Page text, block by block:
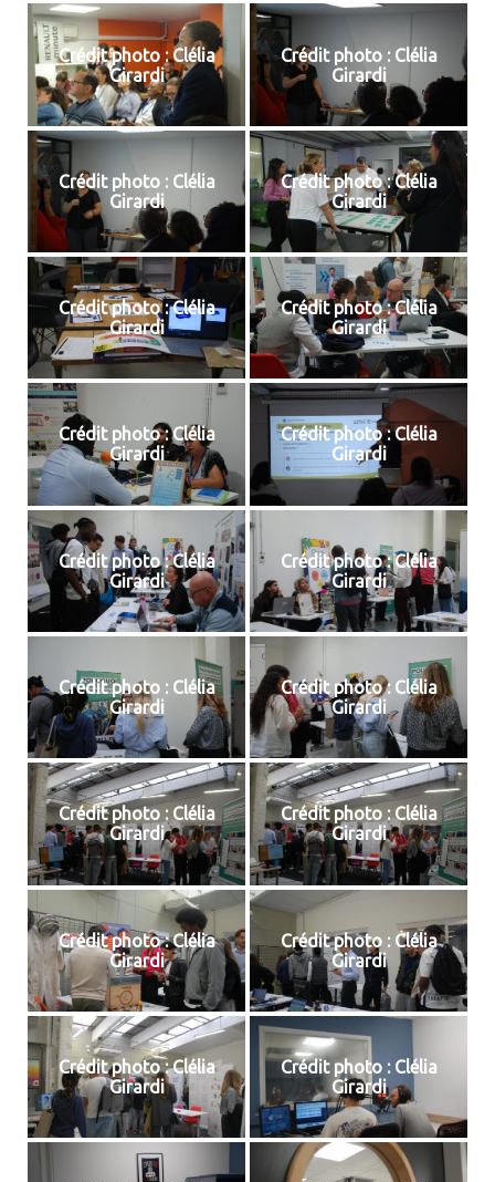
Crédit photo : Clélia
Girardi
Crédit photo : Clélia
Girardi
Crédit photo : Clélia
Girardi
Crédit photo : Clélia
Girardi
Crédit photo : Clélia
Girardi
Crédit photo : Clélia
Girardi
Crédit photo : Clélia
Girardi
Crédit photo : Clélia
Girardi
Crédit photo : Clélia
Girardi
Crédit photo : Clélia
Girardi
Crédit photo : Clélia
Girardi
Crédit photo : Clélia
Girardi
Crédit photo : Clélia
Girardi
Crédit photo : Clélia
Girardi
Crédit photo : Clélia
Girardi
Crédit photo : Clélia
Girardi
Crédit photo : Clélia
Girardi
Crédit photo : Clélia
Girardi